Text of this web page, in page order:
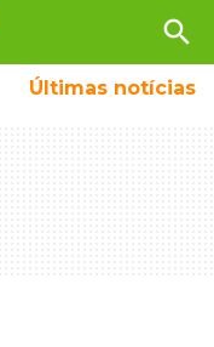
search
Últimas notícias